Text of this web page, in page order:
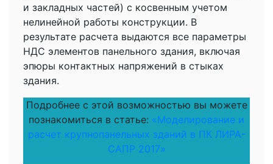
и закладных частей) с косвенным учетом
нелинейной работы конструкции. В
результате расчета выдаются все параметры
НДС элементов панельного здания, включая
эпюры контактных напряжений в стыках
здания.
Подробнее с этой возможностью вы можете
познакомиться в статье: «Моделирование и
расчет крупнопанельных зданий в ПК ЛИРА-
САПР 2017»